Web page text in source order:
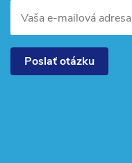
Vaša e-mailová adresa
Poslať otázku